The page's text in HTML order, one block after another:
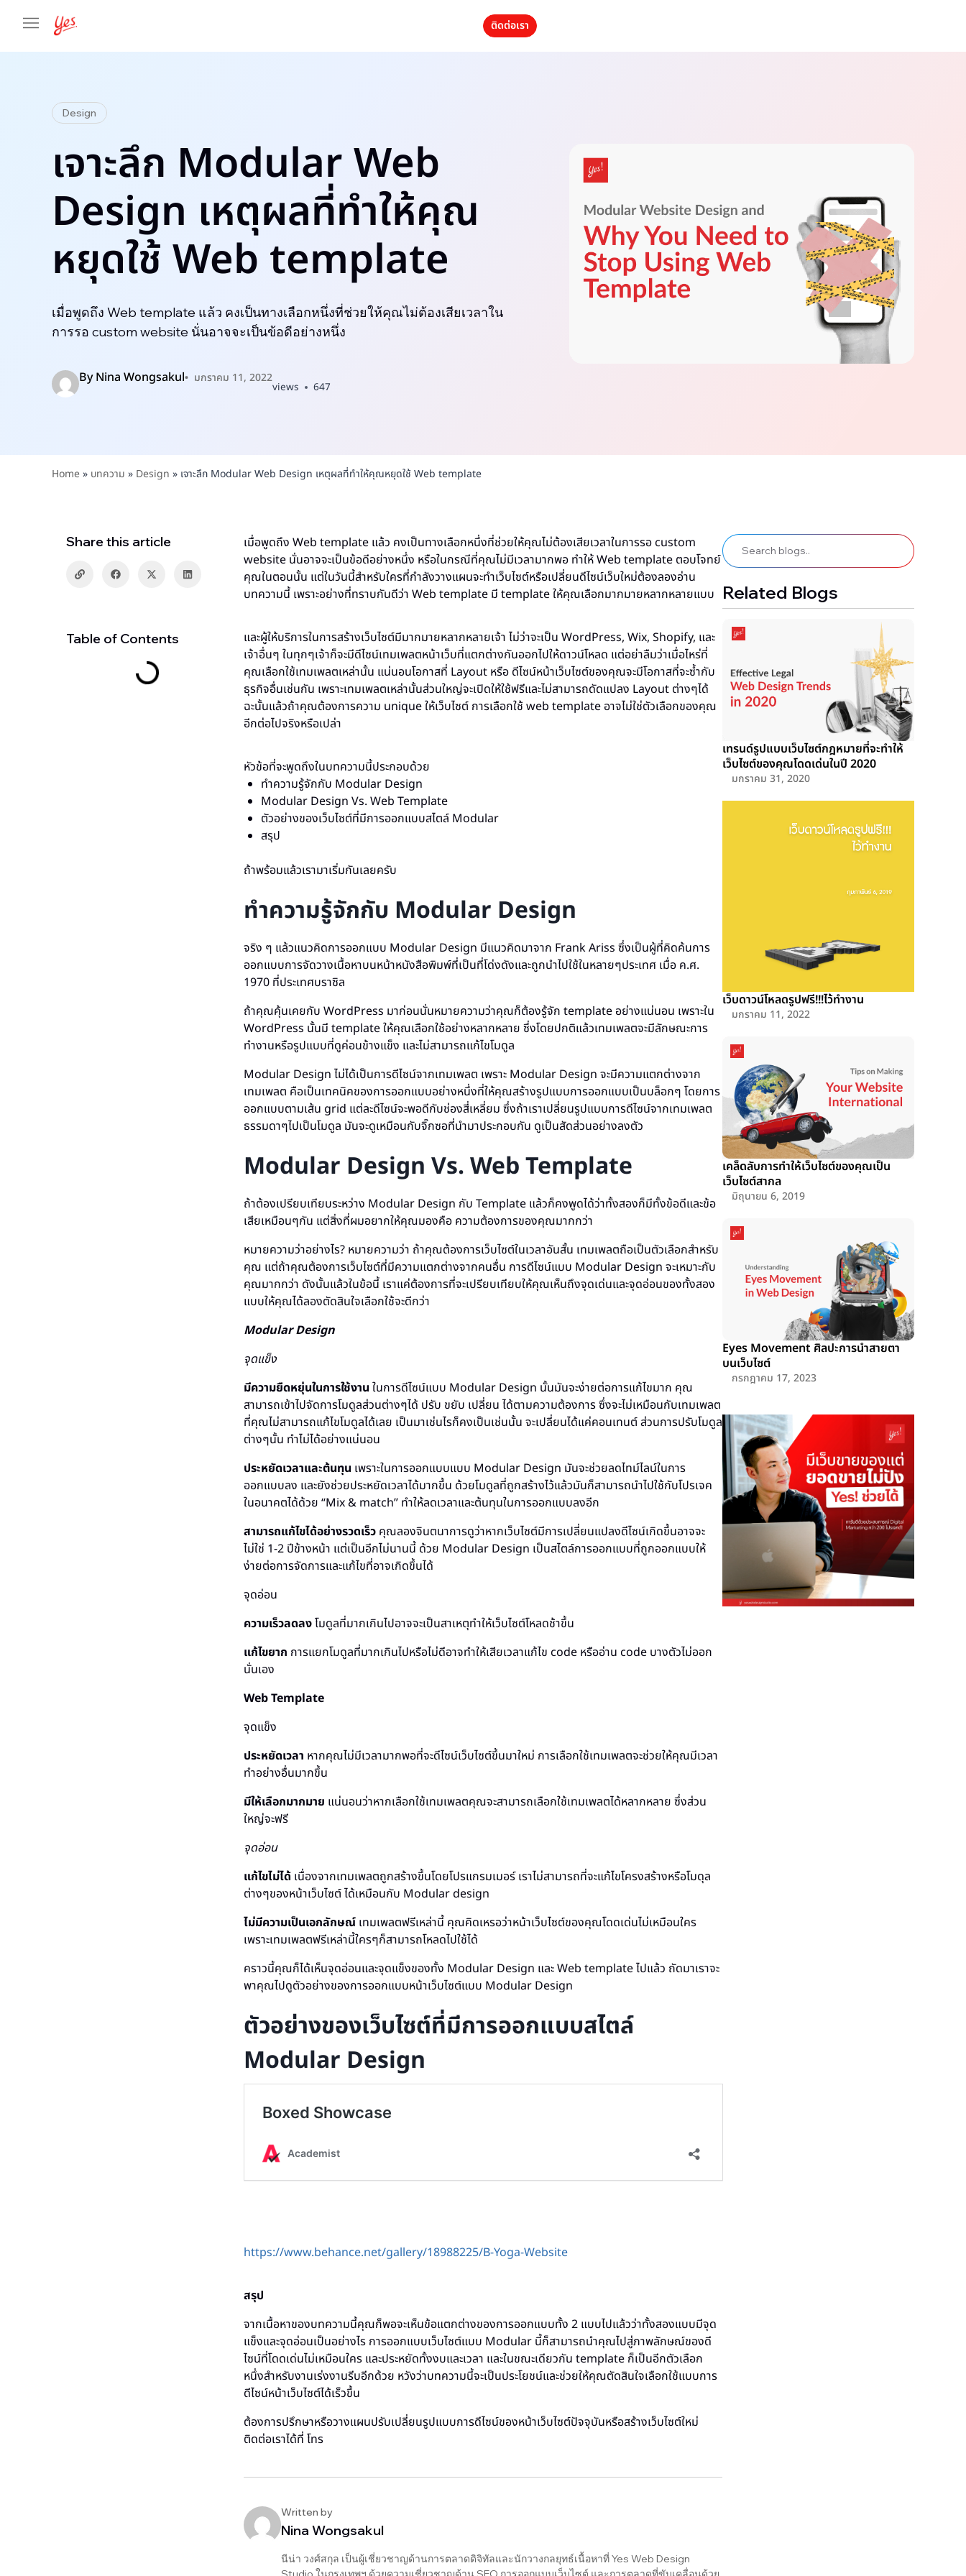
ติดต่อเรา
Design
เจาะลึก Modular Web
Design เหตุผลที่ทำให้คุณ
หยุดใช้ Web template
เมื่อพูดถึง Web template แล้ว คงเป็นทางเลือกหนึ่งที่ช่วยให้คุณไม่ต้องเสียเวลาใน
การรอ custom website นั่นอาจจะเป็นข้อดีอย่างหนึ่ง
ByNina Wongsakul มกราคม 11, 2022
views 647
Home» บทความ » Design » เจาะลึก Modular Web Design เหตุผลที่ทำให้คุณหยุดใช้ Web template
Share this article
Table of Contents
เมื่อพูดถึง Web template แล้ว คงเป็นทางเลือกหนึ่งที่ช่วยให้คุณไม่ต้องเสียเวลาในการรอ custom
website นั่นอาจจะเป็นข้อดีอย่างหนึ่ง หรือในกรณีที่คุณไม่มีเวลามากพอ ทำให้ Web template ตอบโจทย์
คุณในตอนนั้น แต่ในวันนี้สำหรับใครที่กำลังวางแผนจะทำเว็บไซต์หรือเปลี่ยนดีไซน์เว็บใหม่ต้องลองอ่าน
บทความนี้ เพราะอย่างที่ทราบกันดีว่า Web template มี template ให้คุณเลือกมากมายหลากหลายแบบ
และผู้ให้บริการในการสร้างเว็บไซต์มีมากมายหลากหลายเจ้า ไม่ว่าจะเป็น WordPress, Wix, Shopify, และ
เจ้าอื่นๆ ในทุกๆเจ้าก็จะมีดีไซน์เทมเพลตหน้าเว็บที่แตกต่างกันออกไปให้ดาวน์โหลด แต่อย่าลืมว่าเมื่อไหร่ที่
คุณเลือกใช้เทมเพลตเหล่านั้น แน่นอนโอกาสที่ Layout หรือ ดีไซน์หน้าเว็บไซต์ของคุณจะมีโอกาสที่จะซ้ำกับ
ธุรกิจอื่นเช่นกัน เพราะเทมเพลตเหล่านั้นส่วนใหญ่จะเปิดให้ใช้ฟรีและไม่สามารถดัดแปลง Layout ต่างๆได้
ฉะนั้นแล้วถ้าคุณต้องการความ unique ให้เว็บไซต์ การเลือกใช้ web template อาจไม่ใช่ตัวเลือกของคุณ
อีกต่อไปจริงหรือเปล่า
หัวข้อที่จะพูดถึงในบทความนี้ประกอบด้วย
ทำความรู้จักกับ Modular Design
Modular Design Vs. Web Template
ตัวอย่างของเว็บไซต์ที่มีการออกแบบสไตล์ Modular
สรุป
ถ้าพร้อมแล้วเรามาเริ่มกันเลยครับ
ทำความรู้จักกับ Modular Design
จริง ๆ แล้วแนวคิดการออกแบบ Modular Design มีแนวคิดมาจาก Frank Ariss ซึ่งเป็นผู้ที่คิดค้นการ
ออกแบบการจัดวางเนื้อหาบนหน้าหนังสือพิมพ์ที่เป็นที่โด่งดังและถูกนำไปใช้ในหลายๆประเทศ เมื่อ ค.ศ.
1970 ที่ประเทศบราซิล
ถ้าคุณคุ้นเคยกับ WordPress มาก่อนนั่นหมายความว่าคุณก็ต้องรู้จัก template อย่างแน่นอน เพราะใน
WordPress นั้นมี template ให้คุณเลือกใช้อย่างหลากหลาย ซึ่งโดยปกติแล้วเทมเพลตจะมีลักษณะการ
ทำงานหรือรูปแบบที่ดูค่อนข้างแข็ง และไม่สามารถแก้ไขโมดูล
Modular Design ไม่ได้เป็นการดีไซน์จากเทมเพลต เพราะ Modular Design จะมีความแตกต่างจาก
เทมเพลต คือเป็นเทคนิคของการออกแบบอย่างหนึ่งที่ให้คุณสร้างรูปแบบการออกแบบเป็นบล็อกๆ โดยการ
ออกแบบตามเส้น grid แต่ละดีไซน์จะพอดีกับช่องสี่เหลี่ยม ซึ่งถ้าเราเปลี่ยนรูปแบบการดีไซน์จากเทมเพลต
ธรรมดาๆไปเป็นโมดูล มันจะดูเหมือนกับจิ๊กซอที่นำมาประกอบกัน ดูเป็นสัดส่วนอย่างลงตัว
Modular Design Vs. Web Template
ถ้าต้องเปรียบเทียบระหว่าง Modular Design กับ Template แล้วก็คงพูดได้ว่าทั้งสองก็มีทั้งข้อดีและข้อ
เสียเหมือนๆกัน แต่สิ่งที่ผมอยากให้คุณมองคือ ความต้องการของคุณมากกว่า
หมายความว่าอย่างไร? หมายความว่า ถ้าคุณต้องการเว็บไซต์ในเวลาอันสั้น เทมเพลตถือเป็นตัวเลือกสำหรับ
คุณ แต่ถ้าคุณต้องการเว็บไซต์ที่มีความแตกต่างจากคนอื่น การดีไซน์แบบ Modular Design จะเหมาะกับ
คุณมากกว่า ดังนั้นแล้วในข้อนี้ เราแค่ต้องการที่จะเปรียบเทียบให้คุณเห็นถึงจุดเด่นและจุดอ่อนของทั้งสอง
แบบให้คุณได้ลองตัดสินใจเลือกใช้จะดีกว่า
Modular Design
จุดแข็ง
มีความยืดหยุ่นในการใช้งาน ในการดีไซน์แบบ Modular Design นั้นมันจะง่ายต่อการแก้ไขมาก คุณ
สามารถเข้าไปจัดการโมดูลส่วนต่างๆได้ ปรับ ขยับ เปลี่ยน ได้ตามความต้องการ ซึ่งจะไม่เหมือนกับเทมเพลต
ที่คุณไม่สามารถแก้ไขโมดูลได้เลย เป็นมาเช่นไรก็คงเป็นเช่นนั้น จะเปลี่ยนได้แค่คอนเทนต์ ส่วนการปรับโมดูล
ต่างๆนั้น ทำไม่ได้อย่างแน่นอน
ประหยัดเวลาและต้นทุน เพราะในการออกแบบแบบ Modular Design มันจะช่วยลดไทม์ไลน์ในการ
ออกแบบลง และยังช่วยประหยัดเวลาได้มากขึ้น ด้วยโมดูลที่ถูกสร้างไว้แล้วมันก็สามารถนำไปใช้กับโปรเจค
ในอนาคตได้ด้วย “Mix & match” ทำให้ลดเวลาและต้นทุนในการออกแบบลงอีก
สามารถแก้ไขได้อย่างรวดเร็ว คุณลองจินตนาการดูว่าหากเว็บไซต์มีการเปลี่ยนแปลงดีไซน์เกิดขึ้นอาจจะ
ไม่ใช่ 1-2 ปีข้างหน้า แต่เป็นอีกไม่นานนี้ ด้วย Modular Design เป็นสไตล์การออกแบบที่ถูกออกแบบให้
ง่ายต่อการจัดการและแก้ไขที่อาจเกิดขึ้นได้
จุดอ่อน
ความเร็วลดลงโมดูลที่มากเกินไปอาจจะเป็นสาเหตุทำให้เว็บไซต์โหลดช้าขึ้น
แก้ไขยาก การแยกโมดูลที่มากเกินไปหรือไม่ดีอาจทำให้เสียเวลาแก้ไข code หรืออ่าน code บางตัวไม่ออก
นั่นเอง
Web Template
จุดแข็ง
ประหยัดเวลา หากคุณไม่มีเวลามากพอที่จะดีไซน์เว็บไซต์ขึ้นมาใหม่ การเลือกใช้เทมเพลตจะช่วยให้คุณมีเวลา
ทำอย่างอื่นมากขึ้น
มีให้เลือกมากมาย แน่นอนว่าหากเลือกใช้เทมเพลตคุณจะสามารถเลือกใช้เทมเพลตได้หลากหลาย ซึ่งส่วน
ใหญ่จะฟรี
จุดอ่อน
แก้ไขไม่ได้เนื่องจากเทมเพลตถูกสร้างขึ้นโดยโปรแกรมเมอร์ เราไม่สามารถที่จะแก้ไขโครงสร้างหรือโมดุล
ต่างๆของหน้าเว็บไซต์ ได้เหมือนกับ Modular design
ไม่มีความเป็นเอกลักษณ์ เทมเพลตฟรีเหล่านี้ คุณคิดเหรอว่าหน้าเว็บไซต์ของคุณโดดเด่นไม่เหมือนใคร
เพราะเทมเพลตฟรีเหล่านี้ใครๆก็สามารถโหลดไปใช้ได้
คราวนี้คุณก็ได้เห็นจุดอ่อนและจุดแข็งของทั้ง Modular Design และ Web template ไปแล้ว ถัดมาเราจะ
พาคุณไปดูตัวอย่างของการออกแบบหน้าเว็บไซต์แบบ Modular Design
ตัวอย่างของเว็บไซต์ที่มีการออกแบบสไตล์
Modular Design
https://www.behance.net/gallery/18988225/B-Yoga-Website
สรุป
จากเนื้อหาของบทความนี้คุณก็พอจะเห็นข้อแตกต่างของการออกแบบทั้ง 2 แบบไปแล้วว่าทั้งสองแบบมีจุด
แข็งและจุดอ่อนเป็นอย่างไร การออกแบบเว็บไซต์แบบ Modular นี้ก็สามารถนำคุณไปสู่ภาพลักษณ์ของดี
ไซน์ที่โดดเด่นไม่เหมือนใคร และประหยัดทั้งงบและเวลา และในขณะเดียวกัน template ก็เป็นอีกตัวเลือก
หนึ่งสำหรับงานเร่งงานรีบอีกด้วย หวังว่าบทความนี้จะเป็นประโยชน์และช่วยให้คุณตัดสินใจเลือกใช้แบบการ
ดีไซน์หน้าเว็บไซต์ได้เร็วขึ้น
ต้องการปรึกษาหรือวางแผนปรับเปลี่ยนรูปแบบการดีไซน์ของหน้าเว็บไซต์ปัจจุบันหรือสร้างเว็บไซต์ใหม่
ติดต่อเราได้ที่ โทร
Written by
Nina Wongsakul
นีน่า วงศ์สกุล เป็นผู้เชี่ยวชาญด้านการตลาดดิจิทัลและนักวางกลยุทธ์เนื้อหาที่ Yes Web Design
Related Blogs
เทรนด์รูปแบบเว็บไซต์กฎหมายที่จะทำให้
เว็บไซต์ของคุณโดดเด่นในปี 2020
มกราคม 31, 2020
เว็บดาวน์โหลดรูปฟรี!!!ไว้ทำงาน
มกราคม 11, 2022
เคล็ดลับการทำให้เว็บไซต์ของคุณเป็น
เว็บไซต์สากล
มิถุนายน 6, 2019
Eyes Movement ศิลปะการนำสายตา
บนเว็บไซต์
กรกฎาคม 17, 2023